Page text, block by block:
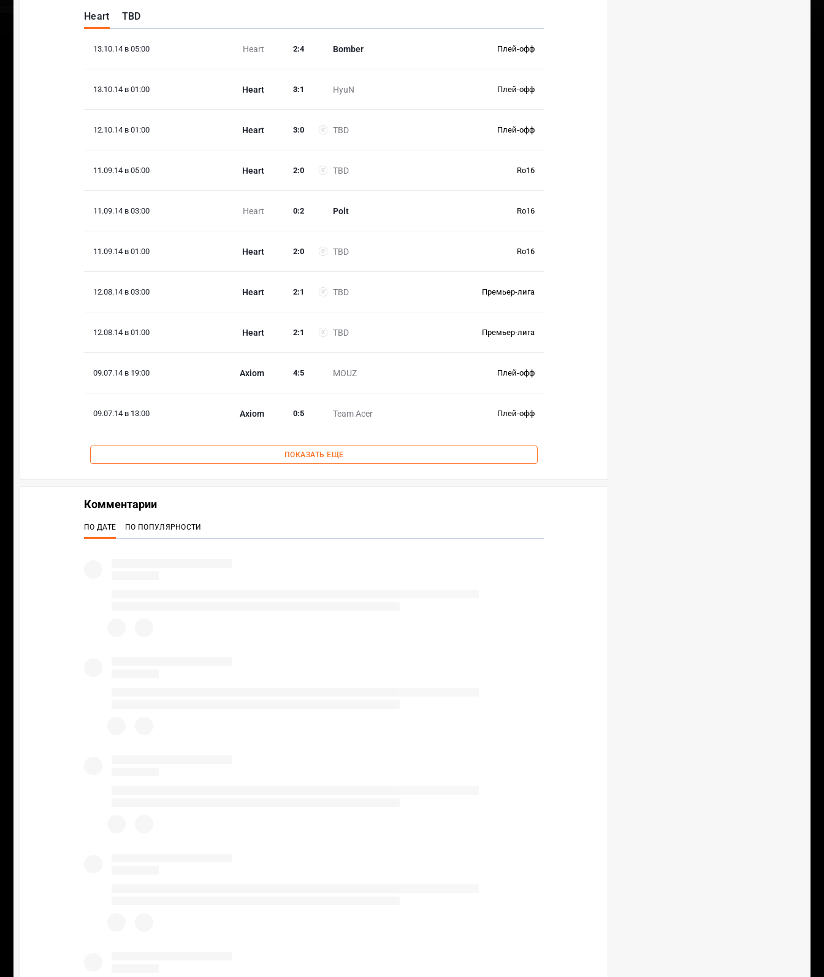
Heart TBD
13.10.14 в 05:00 Heart Bomber
2:4 Плей-офф
13.10.14 в 01:00 Heart HyuN
3:1 Плей-офф
12.10.14 в 01:00 Heart TBD
3:0 Плей-офф
11.09.14 в 05:00 Heart TBD
2:0 Ro16
11.09.14 в 03:00 Heart Polt
0:2 Ro16
11.09.14 в 01:00 Heart TBD
2:0 Ro16
12.08.14 в 03:00 Heart TBD
2:1 Премьер-лига
12.08.14 в 01:00 Heart TBD
2:1 Премьер-лига
09.07.14 в 19:00 Axiom MOUZ
4:5 Плей-офф
09.07.14 в 13:00 Axiom Team Acer
0:5 Плей-офф
ПОКАЗАТЬ ЕЩЕ
Комментарии
ПО ДАТЕ ПО ПОПУЛЯРНОСТИ